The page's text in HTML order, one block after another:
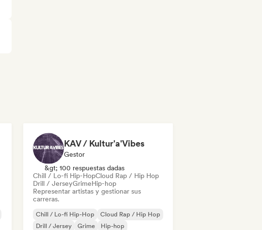
KAV / Kultur'a'Vibes
Gestor
&gt; 100 respuestas dadas
Chill / Lo-fi Hip-HopCloud Rap / Hip Hop
Drill / JerseyGrimeHip-hop
Representar artistas y gestionar sus
carreras.
Chill / Lo-fi Hip-Hop
Cloud Rap / Hip Hop
Drill / Jersey
Grime
Hip-hop